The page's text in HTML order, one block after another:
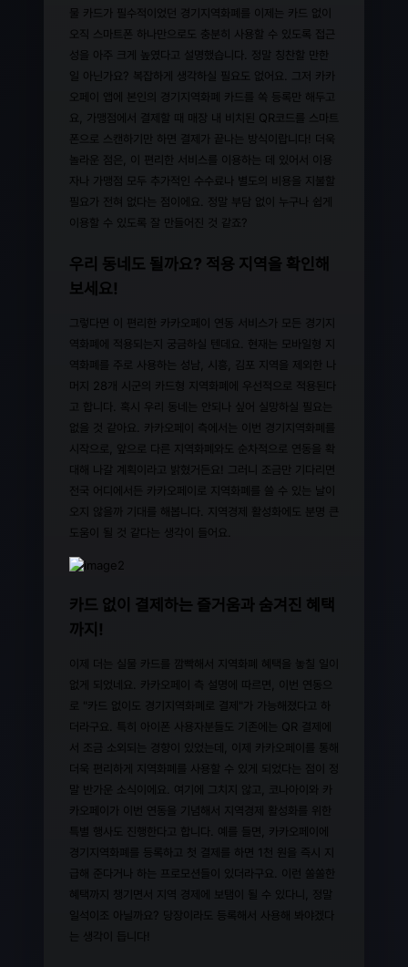
물 카드가 필수적이었던 경기지역화폐를 이제는 카드 없이
오직 스마트폰 하나만으로도 충분히 사용할 수 있도록 접근
성을 아주 크게 높였다고 설명했습니다. 정말 칭찬할 만한
일 아닌가요? 복잡하게 생각하실 필요도 없어요. 그저 카카
오페이 앱에 본인의 경기지역화폐 카드를 쏙 등록만 해두고
요, 가맹점에서 결제할 때 매장 내 비치된 QR코드를 스마트
폰으로 스캔하기만 하면 결제가 끝나는 방식이랍니다! 더욱
놀라운 점은, 이 편리한 서비스를 이용하는 데 있어서 이용
자나 가맹점 모두 추가적인 수수료나 별도의 비용을 지불할
필요가 전혀 없다는 점이에요. 정말 부담 없이 누구나 쉽게
이용할 수 있도록 잘 만들어진 것 같죠?
우리 동네도 될까요? 적용 지역을 확인해
보세요!
그렇다면 이 편리한 카카오페이 연동 서비스가 모든 경기지
역화폐에 적용되는지 궁금하실 텐데요. 현재는 모바일형 지
역화폐를 주로 사용하는 성남, 시흥, 김포 지역을 제외한 나
머지 28개 시군의 카드형 지역화폐에 우선적으로 적용된다
고 합니다. 혹시 우리 동네는 안되나 싶어 실망하실 필요는
없을 것 같아요. 카카오페이 측에서는 이번 경기지역화폐를
시작으로, 앞으로 다른 지역화폐와도 순차적으로 연동을 확
대해 나갈 계획이라고 밝혔거든요! 그러니 조금만 기다리면
전국 어디에서든 카카오페이로 지역화폐를 쓸 수 있는 날이
오지 않을까 기대를 해봅니다. 지역경제 활성화에도 분명 큰
도움이 될 것 같다는 생각이 들어요.
카드 없이 결제하는 즐거움과 숨겨진 혜택
까지!
이제 더는 실물 카드를 깜빡해서 지역화폐 혜택을 놓칠 일이
없게 되었네요. 카카오페이 측 설명에 따르면, 이번 연동으
로 "카드 없이도 경기지역화폐로 결제"가 가능해졌다고 하
더라구요. 특히 아이폰 사용자분들도 기존에는 QR 결제에
서 조금 소외되는 경향이 있었는데, 이제 카카오페이를 통해
더욱 편리하게 지역화폐를 사용할 수 있게 되었다는 점이 정
말 반가운 소식이에요. 여기에 그치지 않고, 코나아이와 카
카오페이가 이번 연동을 기념해서 지역경제 활성화를 위한
특별 행사도 진행한다고 합니다. 예를 들면, 카카오페이에
경기지역화폐를 등록하고 첫 결제를 하면 1천 원을 즉시 지
급해 준다거나 하는 프로모션들이 있더라구요. 이런 쏠쏠한
혜택까지 챙기면서 지역 경제에 보탬이 될 수 있다니, 정말
일석이조 아닐까요? 당장이라도 등록해서 사용해 봐야겠다
는 생각이 듭니다!